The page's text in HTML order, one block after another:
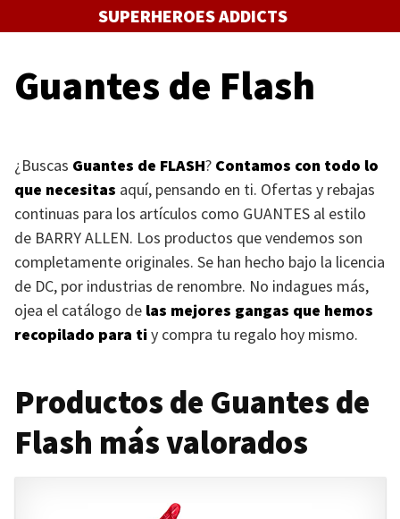
al
SUPERHEROES ADDICTS
Guantes de Flash
¿Buscas Guantes de FLASH? Contamos con todo lo
que necesitas aquí, pensando en ti. Ofertas y rebajas
continuas para los artículos como GUANTES al estilo
de BARRY ALLEN. Los productos que vendemos son
completamente originales. Se han hecho bajo la licencia
de DC, por industrias de renombre. No indagues más,
ojea el catálogo de las mejores gangas que hemos
recopilado para tiy compra tu regalo hoy mismo.
Productos de Guantes de
Flash más valorados